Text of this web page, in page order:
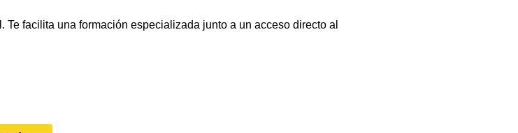
facilita una formación especializada junto a un acceso directo al